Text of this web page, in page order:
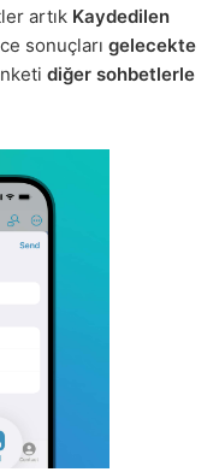
artık Kaydedilen
sonuçları gelecekte
diğer sohbetlerle